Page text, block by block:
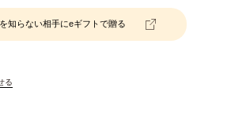
知らない相手にeギフトで贈る
る